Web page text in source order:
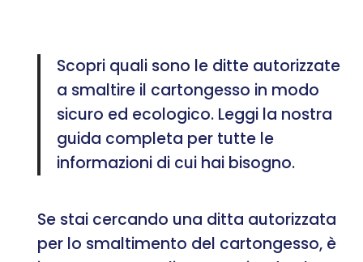
Scopri quali sono le ditte autorizzate
a smaltire il cartongesso in modo
sicuro ed ecologico. Leggi la nostra
guida completa per tutte le
informazioni di cui hai bisogno.
Se stai cercando una ditta autorizzata
per lo smaltimento del cartongesso, è